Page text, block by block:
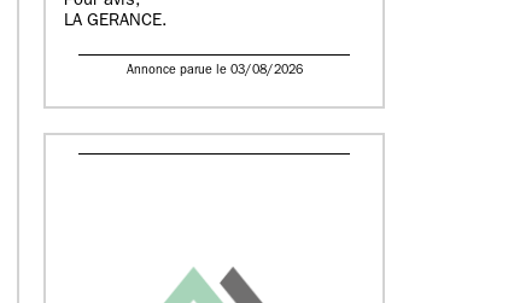
LA GERANCE.
Annonce parue le 03/08/2026